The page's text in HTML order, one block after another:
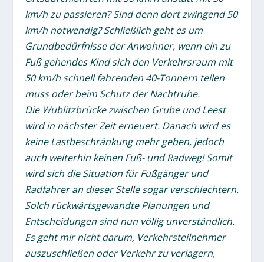
km/h zu passieren? Sind denn dort zwingend 50
km/h notwendig? Schließlich geht es um
Grundbedürfnisse der Anwohner, wenn ein zu
Fuß gehendes Kind sich den Verkehrsraum mit
50 km/h schnell fahrenden 40-Tonnern teilen
muss oder beim Schutz der Nachtruhe.
Die Wublitzbrücke zwischen Grube und Leest
wird in nächster Zeit erneuert. Danach wird es
keine Lastbeschränkung mehr geben, jedoch
auch weiterhin keinen Fuß- und Radweg! Somit
wird sich die Situation für Fußgänger und
Radfahrer an dieser Stelle sogar verschlechtern.
Solch rückwärtsgewandte Planungen und
Entscheidungen sind nun völlig unverständlich.
Es geht mir nicht darum, Verkehrsteilnehmer
auszuschließen oder Verkehr zu verlagern,